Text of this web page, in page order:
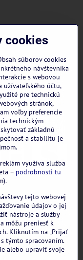
cookies
súborov cookies
návštevníka
s webovou
užívateľského účtu,
pre technickú
stránok,
voľby preferencie
technickým
základnú
a stabilitu je
využíva služba
– podrobnosti tu
tejto webovej
údajov o jej
nástroje a služby
môžu preniesť k
Kliknutím na „Prijať
týmto spracovaním.
alebo upraviť svoje